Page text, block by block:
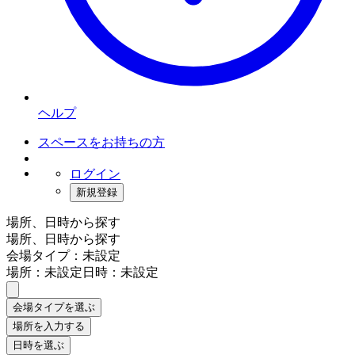
ヘルプ
スペースをお持ちの方
ログイン
新規登録
場所、日時から探す
場所、日時から探す
会場タイプ：未設定
場所：未設定日時：未設定
会場タイプを選ぶ
場所を入力する
日時を選ぶ